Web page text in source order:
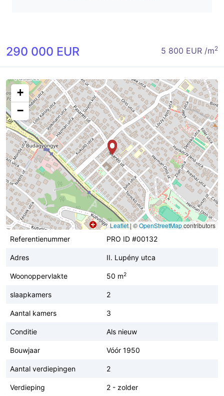
290 000 EUR 5 800 EUR /m2
+
−
Leaflet|©OpenStreetMapcontributors
Referentienummer
PRO ID #00132
Adres II. Lupény utca
Woonoppervlakte 50 m2
slaapkamers 2
Aantal kamers 3
Conditie Als nieuw
Bouwjaar Vóór 1950
Aantal verdiepingen 2
Verdieping 2 - zolder